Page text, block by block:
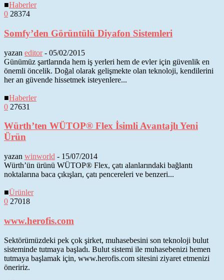
■Haberler
0 28374
Somfy’den Görüntülü Diyafon Sistemleri
yazan editor- 05/02/2015
Günümüz şartlarında hem iş yerleri hem de evler için güvenlik en
önemli öncelik. Doğal olarak gelişmekte olan teknoloji, kendilerini
her an güvende hissetmek isteyenlere...
■Haberler
0 27631
Würth’ten WÜTOP® Flex İsimli Avantajlı Yeni
Ürün
yazan winworld - 15/07/2014
Würth’ün ürünü WÜTOP® Flex, çatı alanlarındaki bağlantı
noktalarına baca çıkışları, çatı pencereleri ve benzeri...
■Ürünler
0 27018
www.herofis.com
Sektörümüzdeki pek çok şirket, muhasebesini son teknoloji bulut
sisteminde tutmaya başladı. Bulut sistemi ile muhasebenizi hemen
tutmaya başlamak için, www.herofis.com sitesini ziyaret etmenizi
öneririz.